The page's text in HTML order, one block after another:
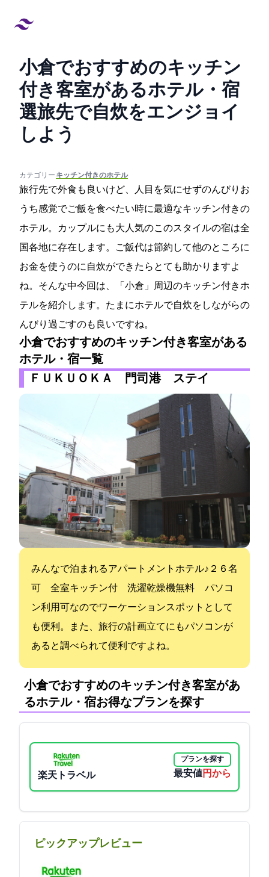
小倉でおすすめのキッチン
付き客室があるホテル・宿5
選!旅先で自炊をエンジョイ
しよう
カテゴリー: #キッチン付きのホテル
旅行先で外食も良いけど、人目を気にせずのんびりお
うち感覚でご飯を食べたい時に最適なキッチン付きの
ホテル。カップルにも大人気のこのスタイルの宿は全
国各地に存在します。ご飯代は節約して他のところに
お金を使うのに自炊ができたらとても助かりますよ
ね。そんな中今回は、「小倉」周辺のキッチン付きホ
テルを紹介します。たまにホテルで自炊をしながらの
んびり過ごすのも良いですね。
小倉でおすすめのキッチン付き客室がある
ホテル・宿一覧
ＦＵＫＵＯＫＡ 門司港 ステイ
みんなで泊まれるアパートメントホテル♪２&#12316;６名
可 全室キッチン付 洗濯乾燥機無料 パソコ
ン利用可なのでワーケーションスポットとして
も便利。また、旅行の計画立てにもパソコンが
あると調べられて便利ですよね。
小倉でおすすめのキッチン付き客室があ
るホテル・宿:お得なプランを探す
楽天トラベル
プランを探す
最安値4700円から
ピックアップレビュー